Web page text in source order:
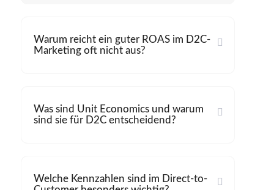
Warum reicht ein guter ROAS im D2C-
Marketing oft nicht aus?
Was sind Unit Economics und warum
sind sie für D2C entscheidend?
Welche Kennzahlen sind im Direct-to-